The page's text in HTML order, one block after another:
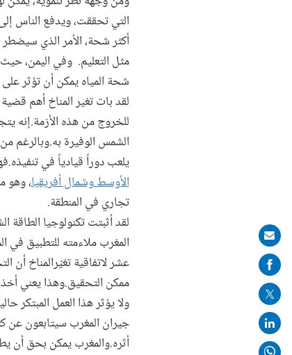
التي تحققت، ويدفع الناس
أكثر شحة، الأمر الذي
مثل التعليم. وفي اليمن،
شحة المياه يمكن أن تؤثر
لقد بات تغير المناخ أهم
للخروج من هذه الأزمة.إنه
الشمس الوفيرة به.وبالرغم
يلعب دوراً قيادياً في
الأوسط وشمال أفريقيا، وهو
تجاري في المنطقة.
لقد أثبتت تكنولوجيا الطاقة
المغرب ملاءمته للتطبيق
عشر لاتفاقية تغيّرالمناخ
ممكن التحقيق.وهذا يعني
ولا يؤثر هذا العمل المبتكر
جيران المغرب سيتابعون عن
أثره.والمغرب يمكن بحق أن
Share
on
mail